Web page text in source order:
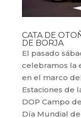
CATA DE
DE BORJA
El pasado
celebramos la
en el marco
Estaciones de
DOP Campo
Día Mundial